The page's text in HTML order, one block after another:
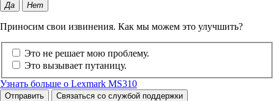
Да Нет
Приносим свои извинения. Как мы можем это улучшить?
Это не решает мою проблему.
Это вызывает путаницу.
Узнать больше о Lexmark MS310
Отправить Связаться со службой поддержки